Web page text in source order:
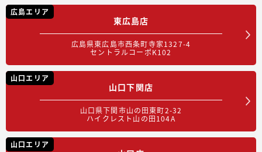
広島エリア
東広島店
広島県東広島市西条町寺家1327-4
セントラルコーポK102
山口エリア
山口下関店
山口県下関市山の田東町2-32
ハイクレスト山の田104A
山口エリア